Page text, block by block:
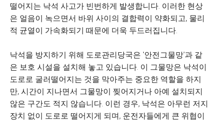
떨어지는 낙석 사고가 빈번하게 발생합니다. 이러한 현상
은 얼음이 녹으면서 바위 사이의 결합력이 약화되고, 물리
적 균열이 가속화되기 때문에 더욱 두드러집니다.
낙석을 방지하기 위해 도로관리당국은 '안전그물망'과 같
은 보호 시설을 설치해 놓고 있습니다. 이 그물망은 낙석이
도로로 굴러떨어지는 것을 막아주는 중요한 역할을 하지
만, 시간이 지나면서 그물망이 찢어지거나 아예 설치되지
않은 구간도 적지 않습니다. 이런 경우, 낙석은 아무런 저지
장치 없이 도로로 떨어지게 되며, 운전자들에게 큰 위협이